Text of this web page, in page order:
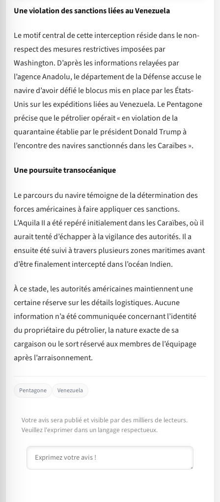
Une violation des sanctions liées au Venezuela
Le motif central de cette interception réside dans le non-
respect des mesures restrictives imposées par
Washington. D’après les informations relayées par
l’agence Anadolu, le département de la Défense accuse le
navire d’avoir défié le blocus mis en place par les États-
Unis sur les expéditions liées au Venezuela. Le Pentagone
précise que le pétrolier opérait « en violation de la
quarantaine établie par le président Donald Trump à
l’encontre des navires sanctionnés dans les Caraïbes ».
Une poursuite transocéanique
Le parcours du navire témoigne de la détermination des
forces américaines à faire appliquer ces sanctions.
L’Aquila II a été repéré initialement dans les Caraïbes, où il
aurait tenté d’échapper à la vigilance des autorités. Il a
ensuite été suivi à travers plusieurs zones maritimes avant
d’être finalement intercepté dans l’océan Indien.
À ce stade, les autorités américaines maintiennent une
certaine réserve sur les détails logistiques. Aucune
information n’a été communiquée concernant l’identité
du propriétaire du pétrolier, la nature exacte de sa
cargaison ou le sort réservé aux membres de l’équipage
après l’arraisonnement.
Pentagone Venezuela
Votre avis sera publié et visible par des milliers de lecteurs.
Veuillez l'exprimer dans un langage respectueux.
Commentaire